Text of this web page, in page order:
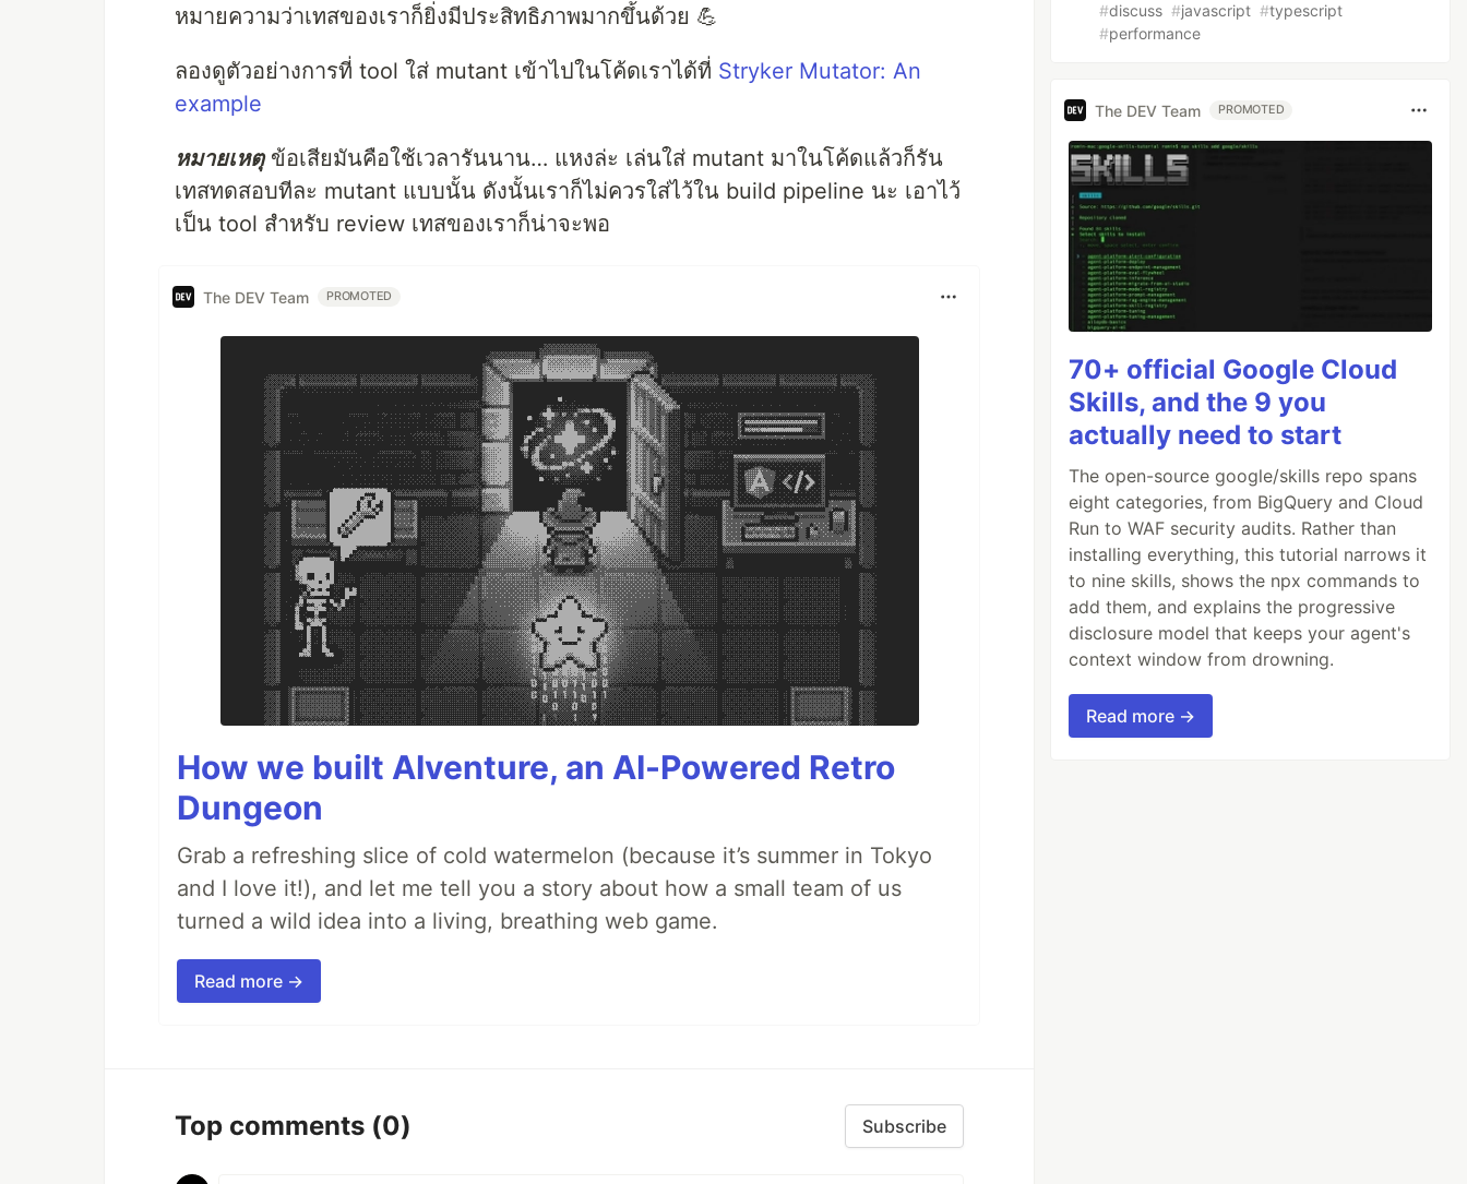
หมายความว่าเทสของเราก็ยิ่งมีประสิทธิภาพมากขึ้นด้วย 💪
ลองดูตัวอย่างการที่ tool ใส่ mutant เข้าไปในโค้ดเราได้ที่ Stryker Mutator: An
example
หมายเหตุข้อเสียมันคือใช้เวลารันนาน… แหงล่ะ เล่นใส่ mutant มาในโค้ดแล้วก็รัน
เทสทดสอบทีละ mutant แบบนั้น ดังนั้นเราก็ไม่ควรใส่ไว้ใน build pipeline นะ เอาไว้
เป็น tool สำหรับ review เทสของเราก็น่าจะพอ
The DEV Team PROMOTED
How we built AIventure, an AI-Powered Retro
Dungeon
Grab a refreshing slice of cold watermelon (because it’s summer in Tokyo
and I love it!), and let me tell you a story about how a small team of us
turned a wild idea into a living, breathing web game.
Read more →
Top comments (0) Subscribe
#discuss #javascript #typescript
#performance
The DEV Team PROMOTED
70+ official Google Cloud
Skills, and the 9 you
actually need to start
The open-source google/skills repo spans
eight categories, from BigQuery and Cloud
Run to WAF security audits. Rather than
installing everything, this tutorial narrows it
to nine skills, shows the npx commands to
add them, and explains the progressive
disclosure model that keeps your agent's
context window from drowning.
Read more →